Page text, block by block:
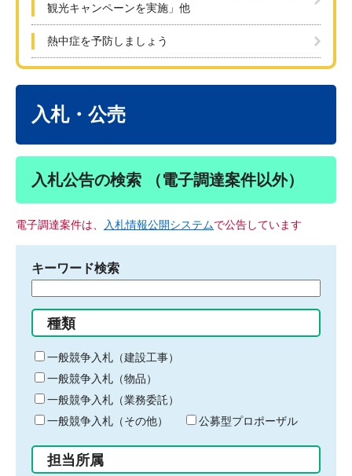
観光キャンペーンを実施」他
熱中症を予防しましょう
入札・公売
入札公告の検索 （電子調達案件以外）
電子調達案件は、 入札情報公開システムで公告しています
キーワード検索
る
キ
ー
ワ
ー
ド
入
力
種類
一般競争入札（建設工事）
一般競争入札（物品）
一般競争入札（業務委託）
一般競争入札（その他）
公募型プロポーザル
担当所属